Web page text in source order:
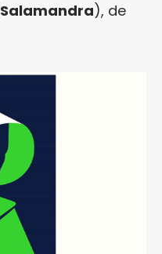
Salamandra), de